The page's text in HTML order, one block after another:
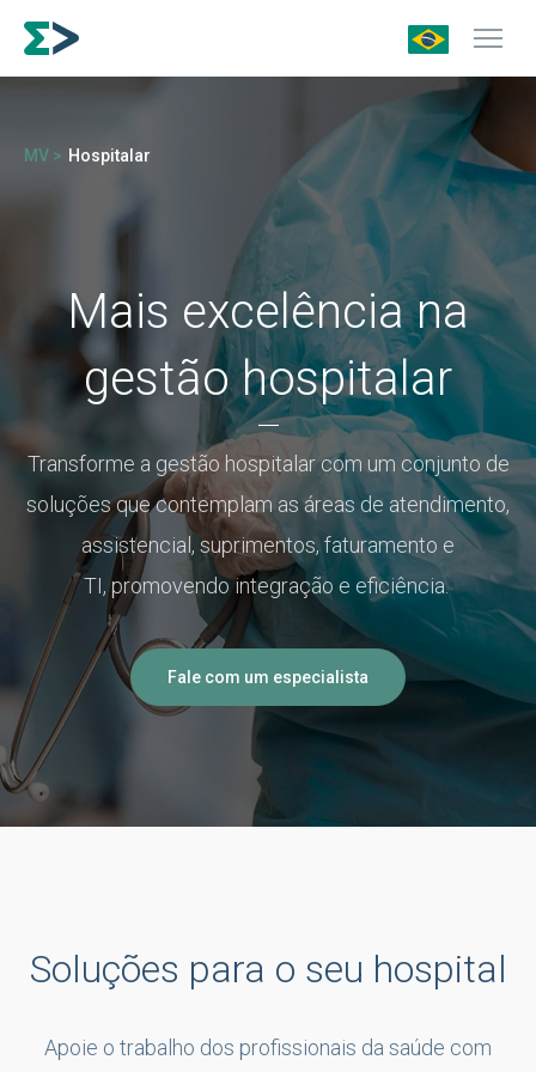
MV > Hospitalar
Mais excelência na
gestão hospitalar
Transforme a gestão hospitalar com um conjunto de
soluções que contemplam as áreas de atendimento,
assistencial, suprimentos, faturamento e
TI,promovendointegração e eficiência.
Fale com um especialista
Soluções para o seu hospital
Apoie o trabalho dos profissionais da saúde com